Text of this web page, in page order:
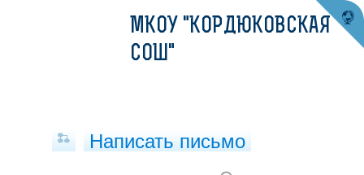
МКОУ "КОРДЮКОВСКАЯ
СОШ"
Написать письмо